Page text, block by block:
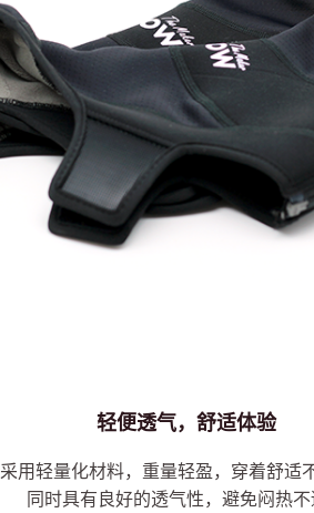
轻便透气，舒适体验
采用轻量化材料，重量轻盈，穿着舒适
同时具有良好的透气性，避免闷热不